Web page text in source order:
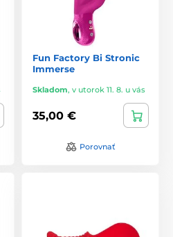
Fun Factory Bi Stronic
Immerse
Skladom, v utorok 11. 8. u vás
35,00 €
Porovnať